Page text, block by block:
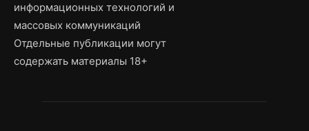
информационных технологий и
массовых коммуникаций
Отдельные публикации могут
содержать материалы 18+